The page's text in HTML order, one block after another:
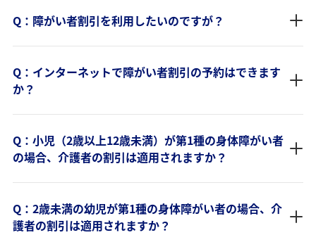
Q：障がい者割引を利用したいのですが？
Q：インターネットで障がい者割引の予約はできます
か？
Q：小児（2歳以上12歳未満）が第1種の身体障がい者
の場合、介護者の割引は適用されますか？
Q：2歳未満の幼児が第1種の身体障がい者の場合、介
護者の割引は適用されますか？